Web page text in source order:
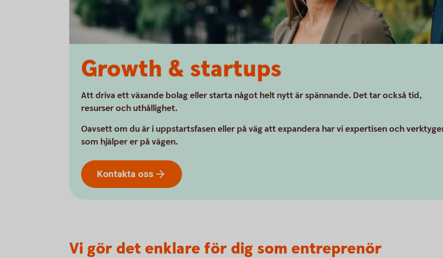
Growth & startups
Att driva ett växande bolag eller starta något helt nytt är spännande. Det tar också tid,
resurser och uthållighet.
Oavsett om du är i uppstartsfasen eller på väg att expandera har vi expertisen och
som hjälper er på vägen.
Kontakta oss
Vi gör det enklare för dig som entreprenör